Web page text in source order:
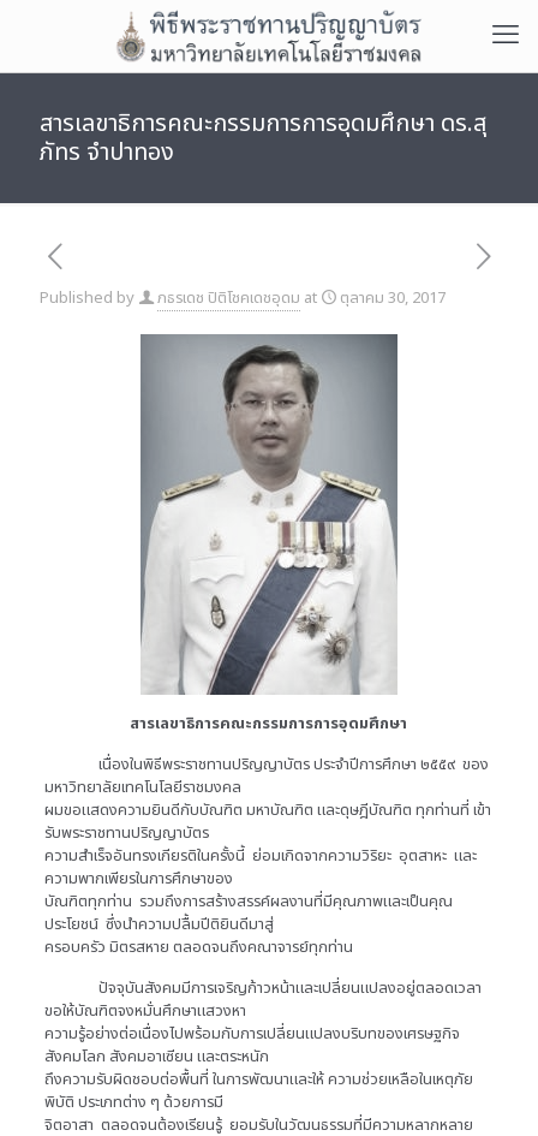
สารเลขาธิการคณะกรรมการการอุดมศึกษา ดร.สุ
ภัทร จำปาทอง
Published by ภธรเดช ปิติโชคเดชอุดม at ตุลาคม 30, 2017
สารเลขาธิการคณะกรรมการการอุดมศึกษา
เนื่องในพิธีพระราชทานปริญญาบัตร ประจำปีการศึกษา ๒๕๕๙ ของ
มหาวิทยาลัยเทคโนโลยีราชมงคล
ผมขอแสดงความยินดีกับบัณฑิต มหาบัณฑิต และดุษฎีบัณฑิต ทุกท่านที่ เข้า
รับพระราชทานปริญญาบัตร
ความสำเร็จอันทรงเกียรติในครั้งนี้ ย่อมเกิดจากความวิริยะ อุตสาหะ และ
ความพากเพียรในการศึกษาของ
บัณฑิตทุกท่าน รวมถึงการสร้างสรรค์ผลงานที่มีคุณภาพและเป็นคุณ
ประโยชน์ ซึ่งนำความปลื้มปีติยินดีมาสู่
ครอบครัว มิตรสหาย ตลอดจนถึงคณาจารย์ทุกท่าน
ปัจจุบันสังคมมีการเจริญก้าวหน้าและเปลี่ยนแปลงอยู่ตลอดเวลา
ขอให้บัณฑิตจงหมั่นศึกษาแสวงหา
ความรู้อย่างต่อเนื่องไปพร้อมกับการเปลี่ยนแปลงบริบทของเศรษฐกิจ
สังคมโลก สังคมอาเซียน และตระหนัก
ถึงความรับผิดชอบต่อพื้นที่ ในการพัฒนาและให้ ความช่วยเหลือในเหตุภัย
พิบัติ ประเภทต่าง ๆ ด้วยการมี
จิตอาสา ตลอดจนต้องเรียนรู้ ยอมรับในวัฒนธรรมที่มีความหลากหลาย